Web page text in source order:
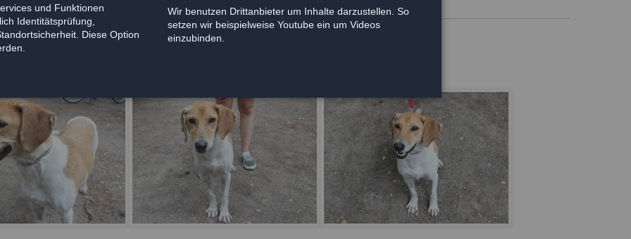
und Funktionen
Identitätsprüfung,
Diese Option
Wir benutzen Drittanbieter um Inhalte darzustellen. So
setzen wir beispielweise Youtube ein um Videos
einzubinden.